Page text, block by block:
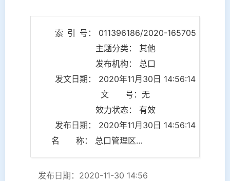
索 引 号： 011396186/2020-165705
主题分类： 其他
发布机构： 总口
发文日期： 2020年11月30日 14:56:14
文 号：无
效力状态： 有效
发布日期： 2020年11月30日 14:56:14
名 称： 总口管理区乡村振兴工作会议
发布日期：2020-11-30 14:56